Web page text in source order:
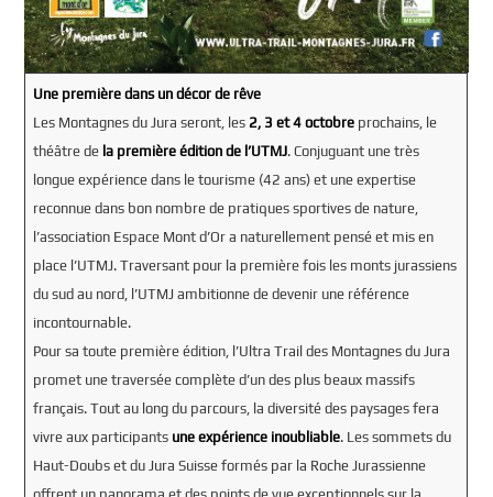
Une première dans un décor de rêve
Les Montagnes du Jura seront, les 2, 3 et 4 octobreprochains, le
théâtre de la première édition de l’UTMJ. Conjuguant une très
longue expérience dans le tourisme (42 ans) et une expertise
reconnue dans bon nombre de pratiques sportives de nature,
l’association Espace Mont d’Or a naturellement pensé et mis en
place l’UTMJ. Traversant pour la première fois les monts jurassiens
du sud au nord, l’UTMJ ambitionne de devenir une référence
incontournable.
Pour sa toute première édition, l’Ultra Trail des Montagnes du Jura
promet une traversée complète d’un des plus beaux massifs
français. Tout au long du parcours, la diversité des paysages fera
vivre aux participants une expérience inoubliable. Les sommets du
Haut-Doubs et du Jura Suisse formés par la Roche Jurassienne